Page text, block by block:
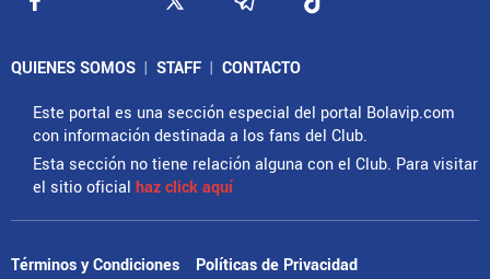
QUIENES SOMOS | STAFF | CONTACTO
Este portal es una sección especial del portal Bolavip.com
con información destinada a los fans del Club.
Esta sección no tiene relación alguna con el Club. Para visitar
el sitio oficial haz click aquí
Términos y Condiciones
Políticas de Privacidad